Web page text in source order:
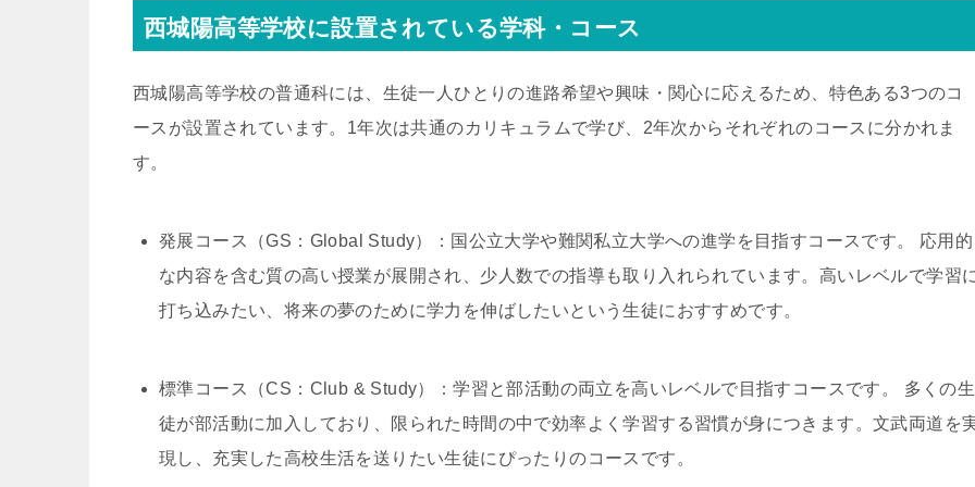
西城陽高等学校に設置されている学科・コース
西城陽高等学校の普通科には、生徒一人ひとりの進路希望や興味・関心に応えるため、特色ある3つのコ
ースが設置されています。1年次は共通のカリキュラムで学び、2年次からそれぞれのコースに分かれま
す。
発展コース（GS：Global Study）：国公立大学や難関私立大学への進学を目指すコースです。 応用的
な内容を含む質の高い授業が展開され、少人数での指導も取り入れられています。高いレベルで学習
打ち込みたい、将来の夢のために学力を伸ばしたいという生徒におすすめです。
標準コース（CS：Club & Study）：学習と部活動の両立を高いレベルで目指すコースです。 多くの生
徒が部活動に加入しており、限られた時間の中で効率よく学習する習慣が身につきます。文武両道を
現し、充実した高校生活を送りたい生徒にぴったりのコースです。